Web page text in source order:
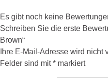
Es gibt noch keine
Schreiben Sie die erste
Brown“
Ihre E-Mail-Adresse wird nicht
Felder sind mit* markiert